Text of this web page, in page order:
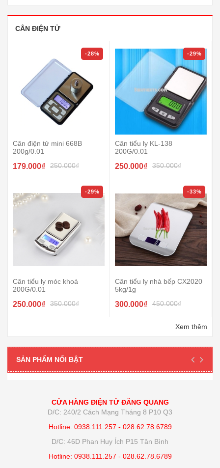
CÂN ĐIỆN TỬ
-28%
Cân điện tử mini 668B
200g/0.01
179.000₫ 250.000₫
-29%
Cân tiểu ly móc khoá
200G/0.01
250.000₫ 350.000₫
-29%
Cân tiểu ly KL-138
200G/0.01
250.000₫ 350.000₫
-33%
Cân tiểu ly nhà bếp CX2020
5kg/1g
300.000₫ 450.000₫
Xem thêm
SẢN PHẨM NỔI BẬT
CỬA HÀNG ĐIỆN TỬ ĐĂNG QUANG
D/C: 240/2 Cách Mạng Tháng 8 P10 Q3
Hotline: 0938.111.257 - 028.62.78.6789
D/C: 46D Phan Huy Ích P15 Tân Bình
Hotline: 0938.111.257 - 028.62.78.6789